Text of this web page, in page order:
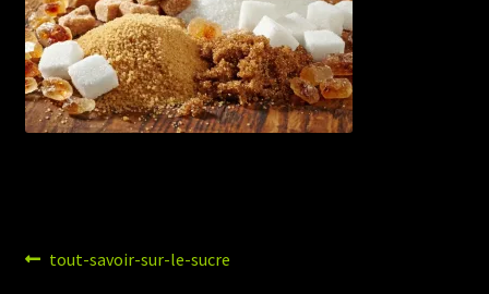
Navigation
Article
tout-savoir-sur-le-sucre